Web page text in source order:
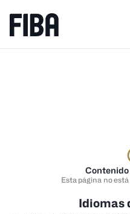
Esta página no
Idiomas